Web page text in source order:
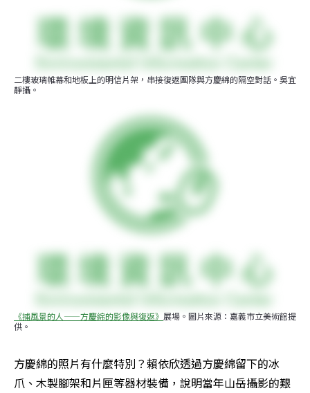
二樓玻璃帷幕和地板上的明信片架，串接復返團隊與方慶綿的隔空對話。吳宜
靜攝。
《捕風景的人——方慶綿的影像與復返》 展場。圖片來源：嘉義市立美術館提
供。
方慶綿的照片有什麼特別？賴依欣透過方慶綿留下的冰
爪、木製腳架和片匣等器材裝備，說明當年山岳攝影的艱